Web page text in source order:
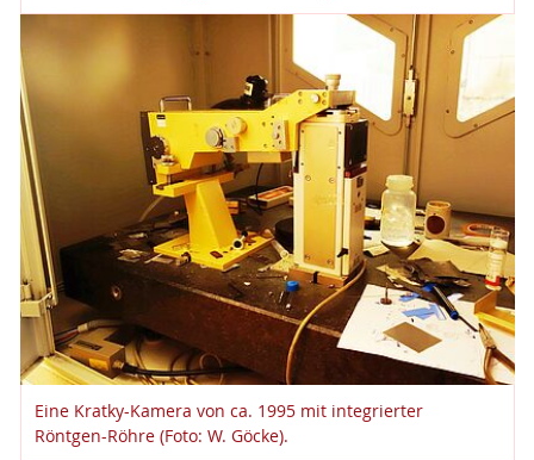
Eine Kratky-Kamera von ca. 1995 mit integrierter
Röntgen-Röhre (Foto: W. Göcke).